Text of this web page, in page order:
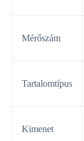
Mérőszám
Tartalomtípus
Kimenet